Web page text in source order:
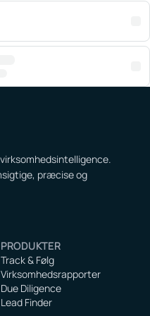
præcise og
PRODUKTER
Track & Følg
Virksomhedsrapporter
Due Diligence
Lead Finder